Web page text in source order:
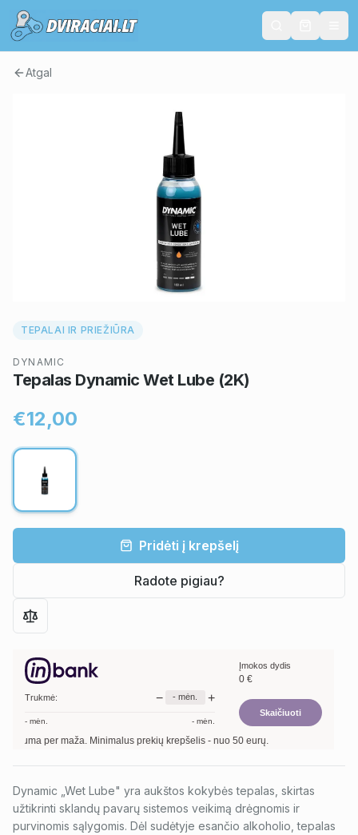
Atgal
TEPALAI IR PRIEŽIŪRA
DYNAMIC
Tepalas Dynamic Wet Lube (2K)
€12,00
Pridėti į krepšelį
Radote pigiau?
Trukmė: − - mėn. +
- mėn. -mėn.
Įmokos dydis
0 €
Skaičiuoti
suma per maža. Minimalus prekių krepšelis - nuo 50 eurų.
Dynamic „Wet Lube" yra aukštos kokybės tepalas, skirtas
užtikrinti sklandų pavarų sistemos veikimą drėgnomis ir
purvinomis sąlygomis. Dėl sudėtyje esančio alkoholio, tepalas